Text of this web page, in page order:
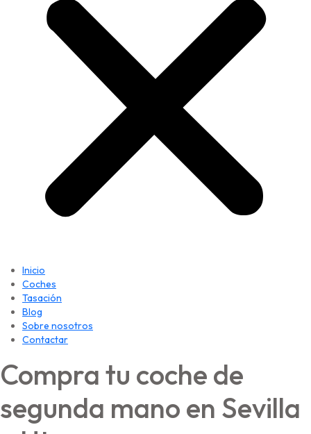
Inicio
Coches
Tasación
Blog
Sobre nosotros
Contactar
Compra tu coche de
segunda mano en Sevilla